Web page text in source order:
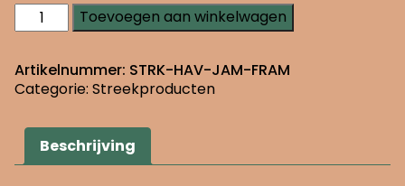
Frambozenjam
aantal
Toevoegen aan winkelwagen
Artikelnummer: STRK-HAV-JAM-FRAM
Categorie: Streekproducten
Beschrijving